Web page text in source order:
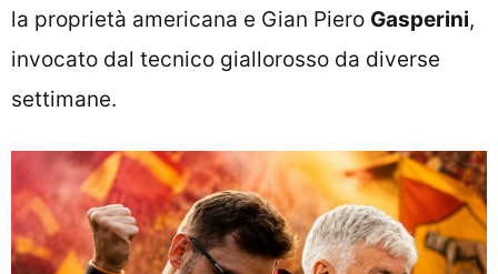
la proprietà americana e Gian Piero Gasperini,
invocato dal tecnico giallorosso da diverse
settimane.